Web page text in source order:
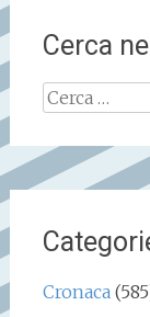
Cerca
Ricerca
Cronaca